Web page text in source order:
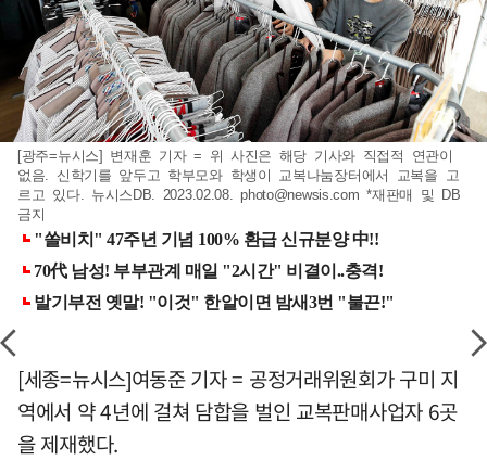
[광주=뉴시스] 변재훈 기자 = 위 사진은 해당 기사와 직접적 연관이
없음. 신학기를 앞두고 학부모와 학생이 교복나눔장터에서 교복을 고
르고 있다. 뉴시스DB. 2023.02.08.photo@newsis.com *재판매 및 DB
금지
[세종=뉴시스]여동준 기자 = 공정거래위원회가 구미 지
역에서 약 4년에 걸쳐 담합을 벌인 교복판매사업자 6곳
을 제재했다.